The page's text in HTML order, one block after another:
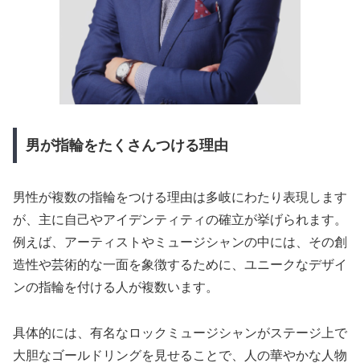
男が指輪をたくさんつける理由
男性が複数の指輪をつける理由は多岐にわたり表現します
が、主に自己やアイデンティティの確立が挙げられます。
例えば、アーティストやミュージシャンの中には、その創
造性や芸術的な一面を象徴するために、ユニークなデザイ
ンの指輪を付ける人が複数います。
具体的には、有名なロックミュージシャンがステージ上で
大胆なゴールドリングを見せることで、人の華やかな人物